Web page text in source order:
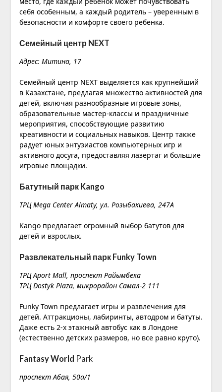
себя особенным, а каждый родитель – уверенным в
безопасности и комфорте своего ребенка.
Семейный центр NEXT
Адрес: Митина, 17
Семейный центр NEXT выделяется как крупнейший
в Казахстане, предлагая множество активностей для
детей, включая разнообразные игровые зоны,
образовательные мастер-классы и праздничные
мероприятия, способствующие развитию
креативности и социальных навыков. Центр также
радует юных энтузиастов компьютерных игр и
активного досуга, предоставляя лазертаг и большие
игровые площадки.
Батутный парк Kango
ТРЦ Mega Center Almaty, ул. Розыбакиева, 247А
Kango предлагает огромный выбор батутов для
детей и взрослых.
Развлекательный парк Funky Town
ТРЦ Aport Mall, проспект Райымбека
ТРЦ Dostyk Plaza, микрорайон Самал-2 111
Funky Town предлагает игры и развлечения для
детей. Аттракционы, лабиринты, автодром и батуты.
Даже есть 2-х этажный автобус как в Лондоне
(естественно детских размеров, но все равно круто).
Fantasy World Park
​проспект Абая, 50а/1